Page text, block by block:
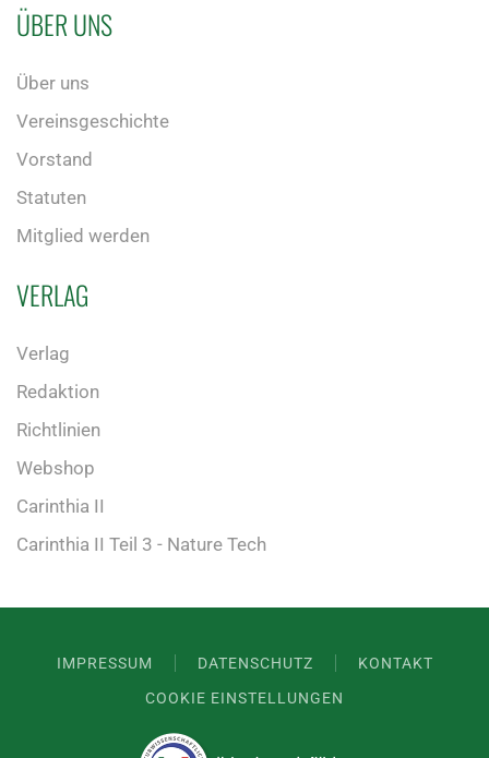
ÜBER UNS
Über uns
Vereinsgeschichte
Vorstand
Statuten
Mitglied werden
VERLAG
Verlag
Redaktion
Richtlinien
Webshop
Carinthia II
Carinthia II Teil 3 - Nature Tech
IMPRESSUM DATENSCHUTZ
KONTAKT
COOKIE EINSTELLUNGEN